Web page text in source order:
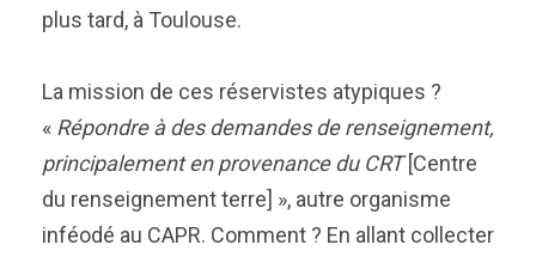
plus tard, à Toulouse.
La mission de ces réservistes atypiques ?
« Répondre à des demandes de renseignement,
principalement en provenance du CRT[Centre
du renseignement terre] », autre organisme
inféodé au CAPR. Comment ? En allant collecter